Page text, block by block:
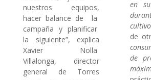
nuestros equipos,
hacer balance de la
campaña y planificar
la siguiente”, explica
Xavier Nolla
Villalonga, director
general de Torres
en
de
de